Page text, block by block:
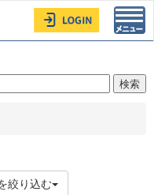
絞り込む